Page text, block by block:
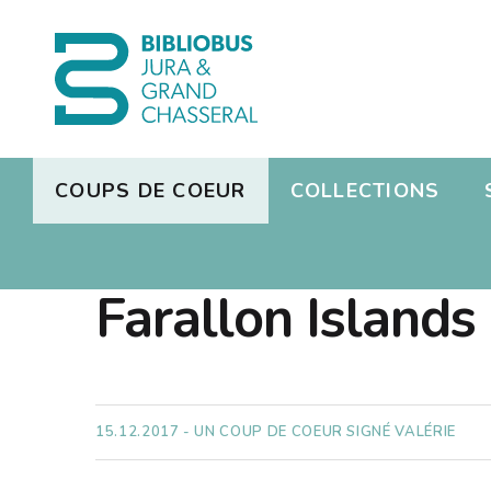
COUPS DE COEUR COLLECTIONS
Jeux
Mangas
Dons
Emplois
Photos
Farallon Islands
15.12.2017 - UN COUP DE COEUR SIGNÉ VALÉRIE